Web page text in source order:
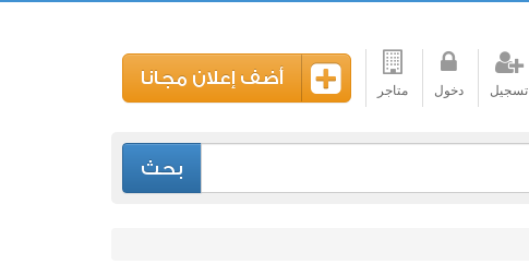
تسجيل دخول متاجر
أضف إعلان مجانا
بحث